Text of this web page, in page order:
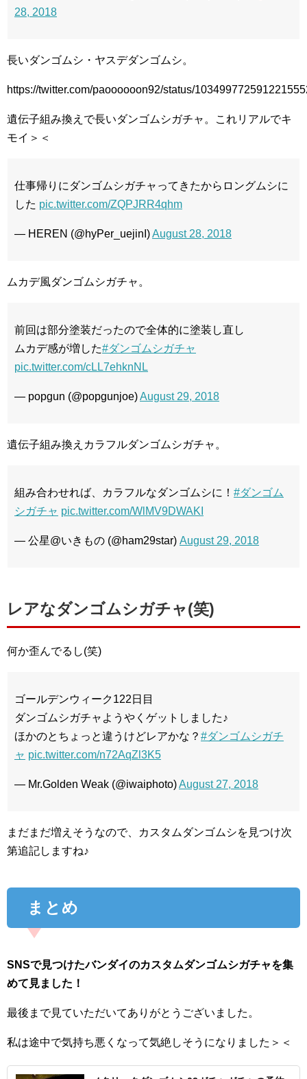
28, 2018
長いダンゴムシ・ヤスデダンゴムシ。
https://twitter.com/paoooooon92/status/
遺伝子組み換えで長いダンゴムシガチャ。これリアルでキ
モイ＞＜
仕事帰りにダンゴムシガチャってきたからロングムシに
した pic.twitter.com/ZQPJRR4qhm
— HEREN (@hyPer_uejinI)August 28, 2018
ムカデ風ダンゴムシガチャ。
前回は部分塗装だったので全体的に塗装し直し
ムカデ感が増した#ダンゴムシガチャ
pic.twitter.com/cLL7ehknNL
— popgun (@popgunjoe)August 29, 2018
遺伝子組み換えカラフルダンゴムシガチャ。
組み合わせれば、カラフルなダンゴムシに！ #ダンゴム
シガチャ pic.twitter.com/WlMV9DWAKI
— 公星@いきもの (@ham29star) August 29, 2018
レアなダンゴムシガチャ(笑)
何か歪んでるし(笑)
ゴールデンウィーク122日目
ダンゴムシガチャようやくゲットしました♪
ほかのとちょっと違うけどレアかな？ #ダンゴムシガチ
ャ pic.twitter.com/n72AqZl3K5
— Mr.Golden Weak (@iwaiphoto)August 27, 2018
まだまだ増えそうなので、カスタムダンゴムシを見つけ次
第追記しますね♪
まとめ
SNSで見つけたバンダイのカスタムダンゴムシガチャを集
めて見ました！
最後まで見ていただいてありがとうございました。
私は途中で気持ち悪くなって気絶しそうになりました＞＜